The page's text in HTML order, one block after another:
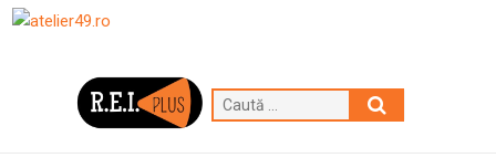
Skip
Caută
…